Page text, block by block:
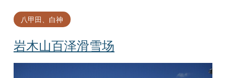
岩木山百泽滑雪场
八甲田、白神